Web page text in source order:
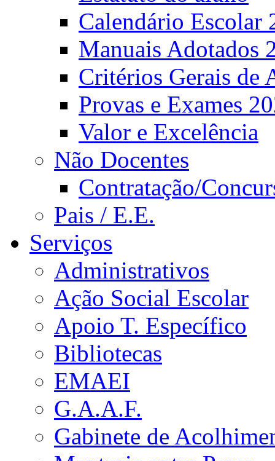
Calendário Escolar
Manuais Adotados
Critérios Gerais de
Provas e Exames
Valor e Excelência
Não Docentes
Contratação/
Pais / E.E.
Serviços
Administrativos
Ação Social Escolar
Apoio T. Específico
Bibliotecas
EMAEI
G.A.A.F.
Gabinete de